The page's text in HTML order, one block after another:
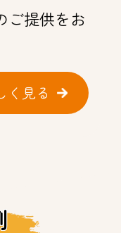
ご提供をお
く見る